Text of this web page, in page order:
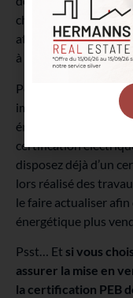
choix. En effet, une
atteindre 7.500€
à ne pas négliger…
Pour conclure, si
immobilier, n’oubliez
énergétiques en vue
certification
disposez déjà d’un
lors réalisé des
le faire actualiser
énergétique plus
Psst… Et si vous
assurer la mise en
la certification PEB